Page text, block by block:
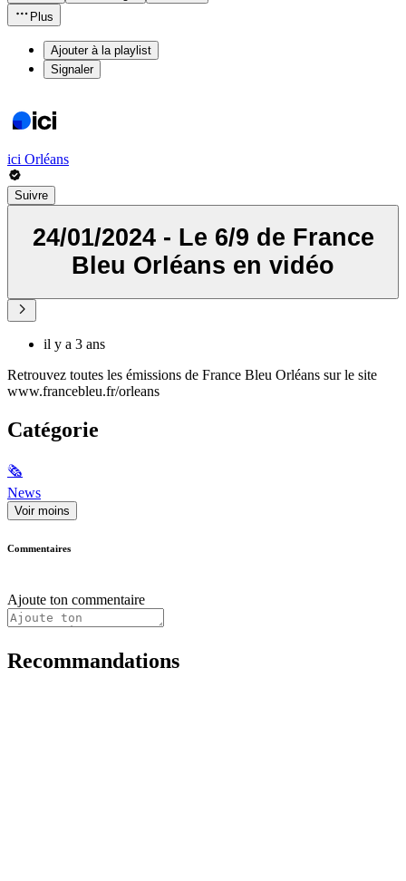
Plus
Ajouter à la playlist
Signaler
ici Orléans
Suivre
24/01/2024 - Le 6/9 de France
Bleu Orléans en vidéo
il y a 3 ans
Retrouvez toutes les émissions de France Bleu Orléans sur le site
www.francebleu.fr/orleans
Catégorie
🗞
News
Voir moins
Commentaires
Ajoute ton commentaire
Recommandations